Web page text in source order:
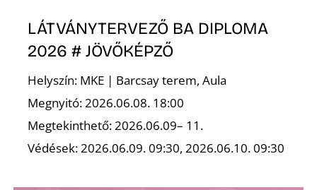
LÁTVÁNYTERVEZŐ BA DIPLOMA
2026 # JÖVŐKÉPZŐ
Helyszín: MKE | Barcsay terem, Aula
Megnyitó: 2026.06.08. 18:00
Megtekinthető: 2026.06.09– 11.
Védések: 2026.06.09. 09:30, 2026.06.10. 09:30